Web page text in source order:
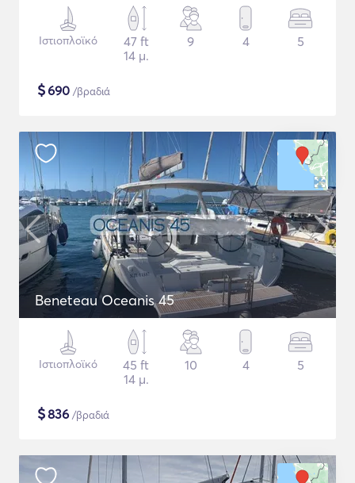
Ιστιοπλοϊκό
47 ft
14 μ.
9 4 5
$690 /βραδιά
Beneteau Oceanis 45
Ιστιοπλοϊκό
45 ft
14 μ.
10 4 5
$836 /βραδιά